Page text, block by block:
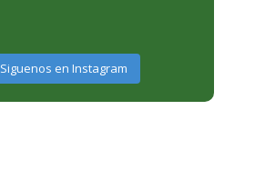
Siguenos en Instagram